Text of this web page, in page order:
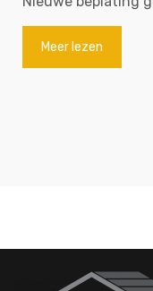
Meer lezen